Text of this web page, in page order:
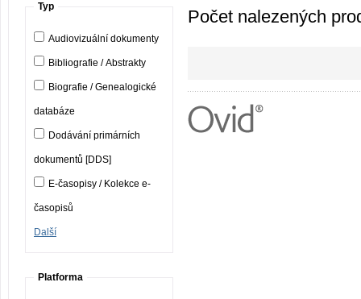
Typ
Audiovizuální dokumenty
Bibliografie / Abstrakty
Biografie / Genealogické
databáze
Dodávání primárních
dokumentů [DDS]
E-časopisy / Kolekce e-
časopisů
Další
Platforma
Počet nalezených